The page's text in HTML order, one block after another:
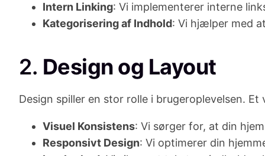
Intern Linking: Vi implementerer interne
Kategorisering af Indhold: Vi hjælper med
2. Design og Layout
Design spiller en stor rolle i brugeroplevelsen.
Visuel Konsistens: Vi sørger for, at din
Responsivt Design: Vi optimerer din